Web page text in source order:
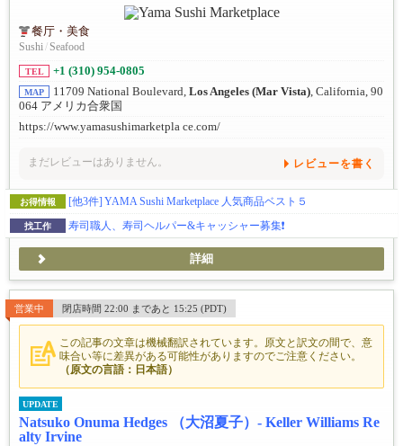
餐厅・美食
Sushi/ Seafood
TEL +1 (310) 954-0805
MAP 11709 National Boulevard, Los Angeles (Mar Vista), California, 90
064 アメリカ合衆国
https://www.yamasushimarketpla ce.com/
まだレビューはありません。 レビューを書く
お得情報 [他3件] YAMA Sushi Marketplace 人気商品ベスト５
找工作 寿司職人、寿司ヘルパー&キャッシャー募集❗️
詳細
営業中 閉店時間 22:00 まであと 15:25 (PDT)
この記事の文章は機械翻訳されています。原文と訳文の間で、意
味合い等に差異がある可能性がありますのでご注意ください。
（原文の言語：日本語）
UPDATE
Natsuko Onuma Hedges （大沼夏子）- Keller Williams Re
alty Irvine